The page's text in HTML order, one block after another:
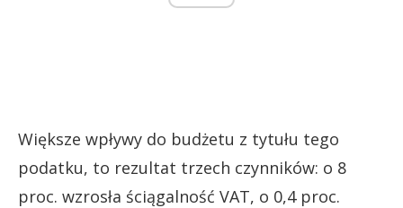
Większe wpływy do budżetu z tytułu tego
podatku, to rezultat trzech czynników: o 8
proc. wzrosła ściągalność VAT, o 0,4 proc.